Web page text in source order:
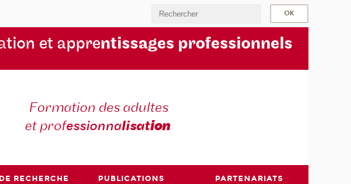
tion et apprentissages professionnels
Formation des adultes
et professionnalisation
RECHERCHE PUBLICATIONS PARTENARIATS